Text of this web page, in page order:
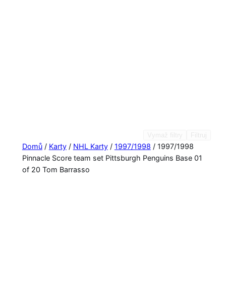
Domů/ Karty/ NHL Karty/ 1997/1998 / 1997/1998
Pinnacle Score team set Pittsburgh Penguins Base 01
of 20 Tom Barrasso